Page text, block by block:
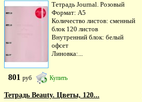
Тетрадь Journal. Розовый
Формат: А5
Количество листов: сменный
блок 120 листов
Внутренний блок: белый
офсет
Линовка:...
801 руб Купить
Тетрадь Beauty. Цветы, 120...